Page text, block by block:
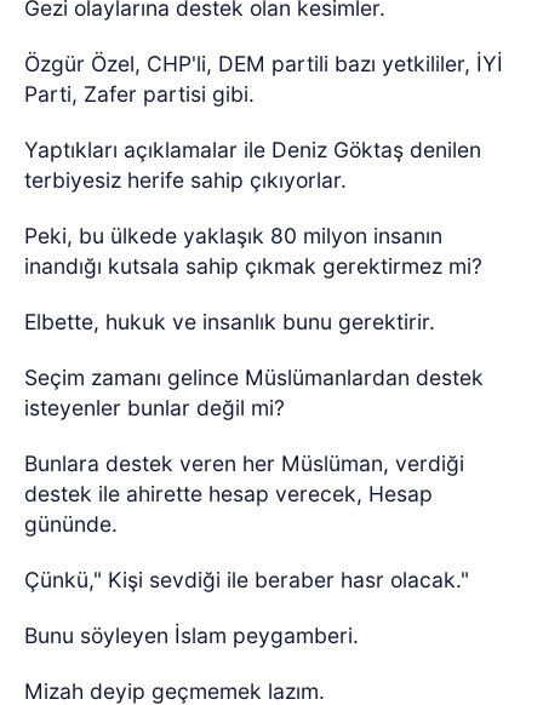
Gezi olaylarına destek olan kesimler.
Özgür Özel, CHP'li, DEM partili bazı yetkililer, İYİ
Parti, Zafer partisi gibi.
Yaptıkları açıklamalar ile Deniz Göktaş denilen
terbiyesiz herife sahip çıkıyorlar.
Peki, bu ülkede yaklaşık 80 milyon insanın
inandığı kutsala sahip çıkmak gerektirmez mi?
Elbette, hukuk ve insanlık bunu gerektirir.
Seçim zamanı gelince Müslümanlardan destek
isteyenler bunlar değil mi?
Bunlara destek veren her Müslüman, verdiği
destek ile ahirette hesap verecek, Hesap
gününde.
Çünkü," Kişi sevdiği ile beraber hasr olacak."
Bunu söyleyen İslam peygamberi.
Mizah deyip geçmemek lazım.